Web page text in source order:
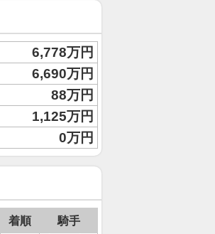
6,778万円
6,690万円
88万円
1,125万円
0万円
着順 騎手